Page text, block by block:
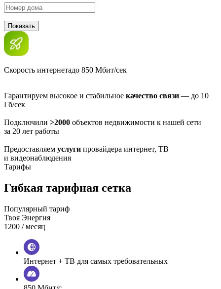
Показать
Скорость интернетадо 850 Мбит/сек
Гарантируем высокое и стабильное качество связи — до 10
Гб/сек
Подключили >2000 объектов недвижимости к нашей сети
за 20 лет работы
Предоставляем услуги провайдера интернет, ТВ
и видеонаблюдения
Тарифы
Гибкая тарифная сетка
Популярный тариф
Твоя Энергия
1200 / месяц
Интернет + ТВ для самых требовательных